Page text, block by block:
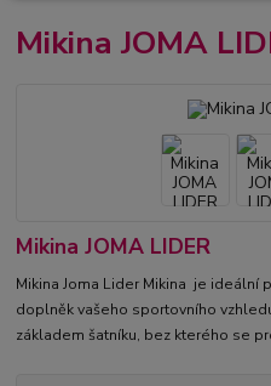
Mikina JOMA
Mikina JOMA LIDER
Mikina Joma Lider Mikina je ideální
doplněk vašeho sportovního
základem šatníku, bez kterého se